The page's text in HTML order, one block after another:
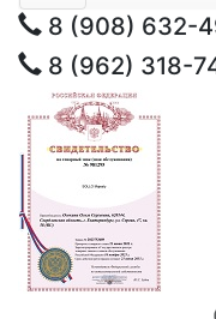
8 (908) 632-
8 (962) 318-